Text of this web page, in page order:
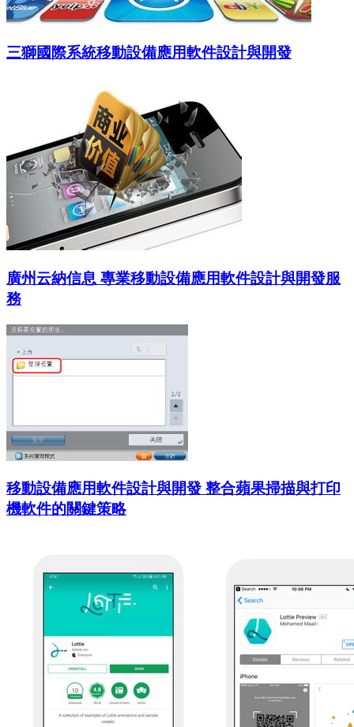
三獅國際系統移動設備應用軟件設計與開發
廣州云納信息 專業移動設備應用軟件設計與開發服
務
移動設備應用軟件設計與開發 整合蘋果掃描與打印
機軟件的關鍵策略